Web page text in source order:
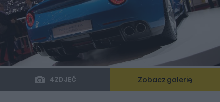
4 ZDJĘĆ Zobacz galerię